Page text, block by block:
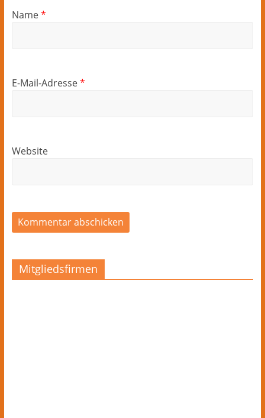
Name*
E-Mail-Adresse*
Website
Mitgliedsfirmen